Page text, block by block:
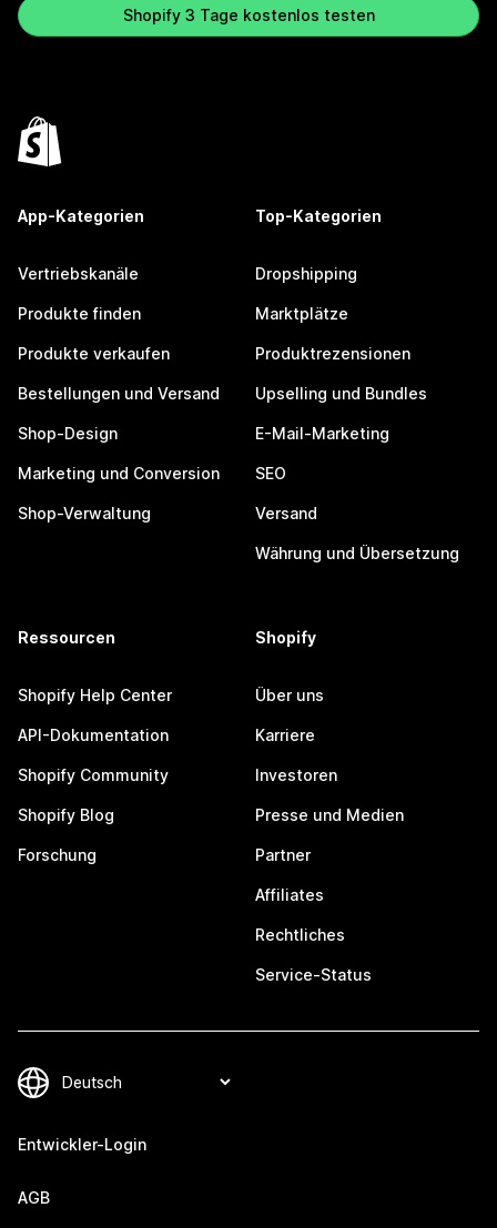
Shopify 3 Tage kostenlos testen
App-Kategorien
Vertriebskanäle
Produkte finden
Produkte verkaufen
Bestellungen und Versand
Shop-Design
Marketing und Conversion
Shop-Verwaltung
Top-Kategorien
Dropshipping
Marktplätze
Produktrezensionen
Upselling und Bundles
E-Mail-Marketing
SEO
Versand
Währung und Übersetzung
Ressourcen
Shopify Help Center
API-Dokumentation
Shopify Community
Shopify Blog
Forschung
Shopify
Über uns
Karriere
Investoren
Presse und Medien
Partner
Affiliates
Rechtliches
Service-Status
Entwickler-Login
AGB